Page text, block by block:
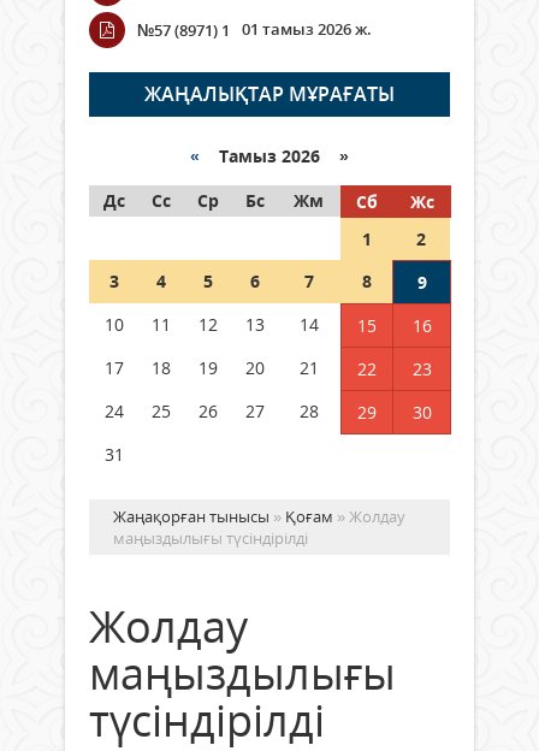
Wi-Fi ҚАБЫРҒА АРҚЫЛЫ ҚАЛАЙ
ӨТЕДІ?
06 тамыз 2026 ж. 278
граждане Казахстана,
05 тамыз 2026 ж. 160
Шетелде жүрген Қазақстан
азаматтары қалай дауыс бере
№57 (8971) 1
01 тамыз 2026 ж.
ЖАҢАЛЫҚТАР МҰРАҒАТЫ
« Тамыз 2026 »
Дс
Сс Ср Бс Жм Сб
Жс
1
2
3
4 5 6 7 8
9
10
11 12 13 14 15
16
17
18 19 20 21 22
23
24
25 26 27 28 29
30
31
Жаңақорған тынысы » Қоғам » Жолдау
маңыздылығы түсіндірілді
Жолдау
маңыздылығы
түсіндірілді